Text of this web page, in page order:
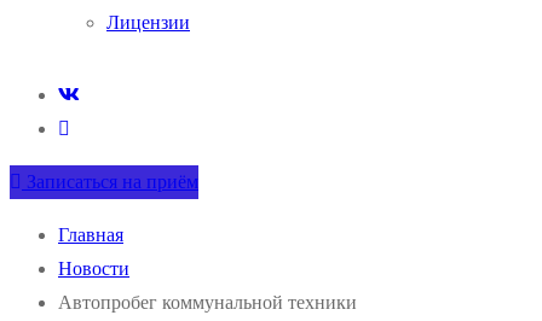
Лицензии
Записаться на приём
Главная
Новости
Автопробег коммунальной техники